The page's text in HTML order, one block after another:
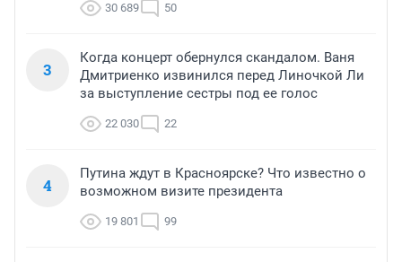
30 689 50
3
Когда концерт обернулся скандалом. Ваня
Дмитриенко извинился перед Линочкой Ли
за выступление сестры под ее голос
22 030 22
4
Путина ждут в Красноярске? Что известно о
возможном визите президента
19 801 99